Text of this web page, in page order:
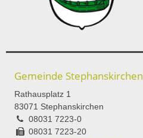
Gemeinde Stephanskirchen
Rathausplatz 1
83071 Stephanskirchen
08031 7223-0
08031 7223-20